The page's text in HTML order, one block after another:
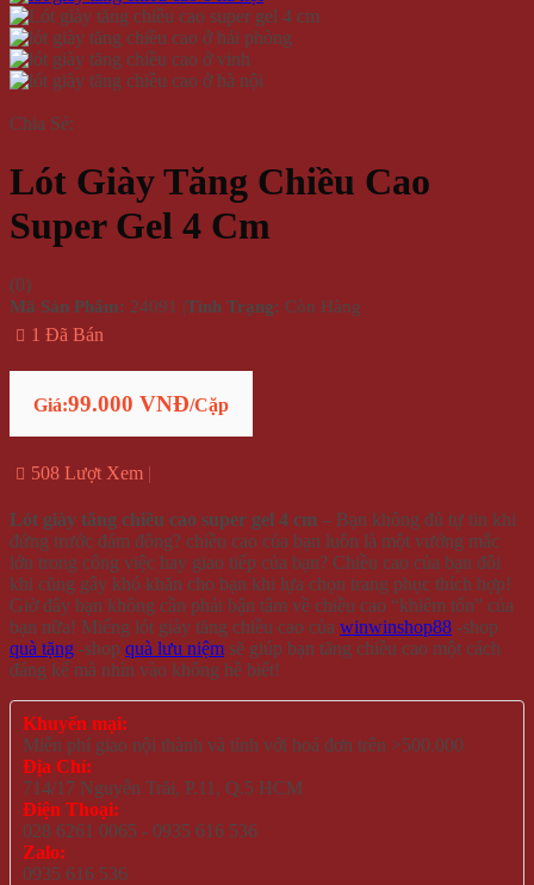
Chia Sẻ:
Lót Giày Tăng Chiều Cao
Super Gel 4 Cm
(0)
Mã Sản Phẩm: 24091 |Tình Trạng: Còn Hàng
1 Đã Bán
Giá:99.000 VNĐ/Cặp
508 Lượt Xem
Lót giày tăng chiều cao super gel 4 cm – Bạn không đủ tự tin khi
đứng trước đám đông? chiều cao của bạn luôn là một vướng mắc
lớn trong công việc hay giao tiếp của bạn? Chiều cao của bạn đôi
khi cũng gây khó khăn cho bạn khi lựa chọn trang phục thích hợp!
Giờ đây bạn không cần phải bận tâm về chiều cao “khiêm tốn” của
bạn nữa! Miếng lót giày tăng chiều cao của winwinshop88 -shop
quà tặng -shop quà lưu niệm sẽ giúp bạn tăng chiều cao một cách
đáng kể mà nhìn vào không hề biết!
Khuyến mại:
Miễn phí giao nội thành và tỉnh với hoá đơn trên >500.000
Địa Chỉ:
714/17 Nguyễn Trãi, P.11, Q.5 HCM
Điện Thoại:
028 6261 0065 - 0935 616 536
Zalo:
0935 616 536